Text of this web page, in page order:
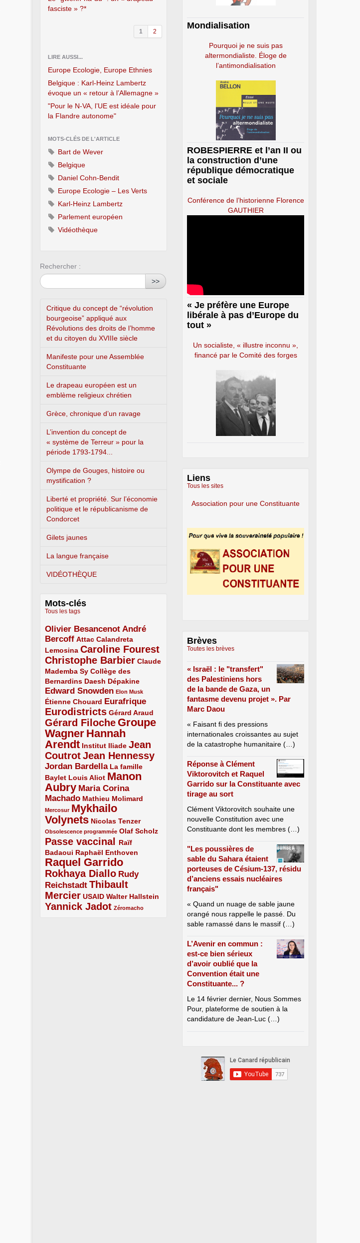
fasciste » ?*
1 2
LIRE AUSSI...
Europe Ecologie, Europe Ethnies
Belgique : Karl-Heinz Lambertz
évoque un « retour à l’Allemagne »
"Pour le N-VA, l’UE est idéale pour
la Flandre autonome"
MOTS-CLÉS DE L'ARTICLE
Bart de Wever
Belgique
Daniel Cohn-Bendit
Europe Ecologie – Les Verts
Karl-Heinz Lambertz
Parlement européen
Vidéothèque
Rechercher :
>>
Critique du concept de “révolution
bourgeoise” appliqué aux
Révolutions des droits de l’homme
et du citoyen du XVIIIe siècle
Manifeste pour une Assemblée
Constituante
Le drapeau européen est un
emblème religieux chrétien
Grèce, chronique d’un ravage
L’invention du concept de
« système de Terreur » pour la
période 1793-1794...
Olympe de Gouges, histoire ou
mystification ?
Liberté et propriété. Sur l’économie
politique et le républicanisme de
Condorcet
Gilets jaunes
La langue française
VIDÉOTHÈQUE
Mots-clés
Tous les tags
Olivier Besancenot
3/5
André
Bercoff
3/5 Attac
2/5
Calandreta
Lemosina
2/5 Caroline Fourest
4/5
Christophe Barbier
4/5
Claude
Mademba Sy
2/5
Collège des
Bernardins
2/5 Daesh
2/5 Dépakine
2/5
Edward Snowden
3/5 Elon Musk
1/5
Étienne Chouard
2/5 Eurafrique
3/5
Eurodistricts
4/5 Gérard Araud
2/5
Gérard Filoche
4/5
Groupe
Wagner
5/5
Hannah
Arendt
5/5 Institut Iliade
2/5
Jean
Coutrot
4/5 Jean Hennessy
4/5
Jordan Bardella
3/5
La famille
Baylet
2/5 Louis Aliot
2/5
Manon
Aubry
5/5
Maria Corina
Machado
3/5 Mathieu Molimard
2/5
Mercosur
1/5
Mykhailo
Volynets
5/5 Nicolas Tenzer
2/5
Obsolescence programmée
1/5 Olaf Scholz
2/5
Passe vaccinal
4/5
Raïf
Badaoui
2/5 Raphaël Enthoven
2/5
Raquel Garrido
5/5
Rokhaya Diallo
4/5
Rudy
Reichstadt
3/5
Thibault
Mercier
4/5 USAID
2/5 Walter Hallstein
2/5
Yannick Jadot
4/5 Zéromacho
1/5
Mondialisation
Pourquoi je ne suis pas
altermondialiste. Éloge de
l’antimondialisation
ROBESPIERRE et l’an II ou
la construction d’une
république démocratique
et sociale
Conférence de l’historienne Florence
GAUTHIER
« Je préfère une Europe
libérale à pas d’Europe du
tout »
Un socialiste, « illustre inconnu »,
financé par le Comité des forges
Liens
Tous les sites
Association pour une Constituante
Brèves
Toutes les brèves
« Israël : le "transfert"
des Palestiniens hors
de la bande de Gaza, un
fantasme devenu projet ». Par
Marc Daou
« Faisant fi des pressions
internationales croissantes au sujet
de la catastrophe humanitaire (…)
Réponse à Clément
Viktorovitch et Raquel
Garrido sur la Constituante avec
tirage au sort
Clément Viktorovitch souhaite une
nouvelle Constitution avec une
Constituante dont les membres (…)
"Les poussières de
sable du Sahara étaient
porteuses de Césium-137, résidu
d’anciens essais nucléaires
français"
« Quand un nuage de sable jaune
orangé nous rappelle le passé. Du
sable ramassé dans le massif (…)
L’Avenir en commun :
est-ce bien sérieux
d’avoir oublié que la
Convention était une
Constituante... ?
Le 14 février dernier, Nous Sommes
Pour, plateforme de soutien à la
candidature de Jean-Luc (…)